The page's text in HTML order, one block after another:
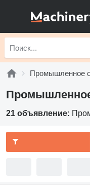
Промышленное
21 объявление: